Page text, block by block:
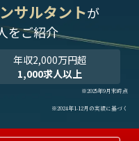
サルタントが
をご紹介
年収2,000万円超
1,000求人以上
※2025年9月末時点
※2024年1-12月の実績に基づく